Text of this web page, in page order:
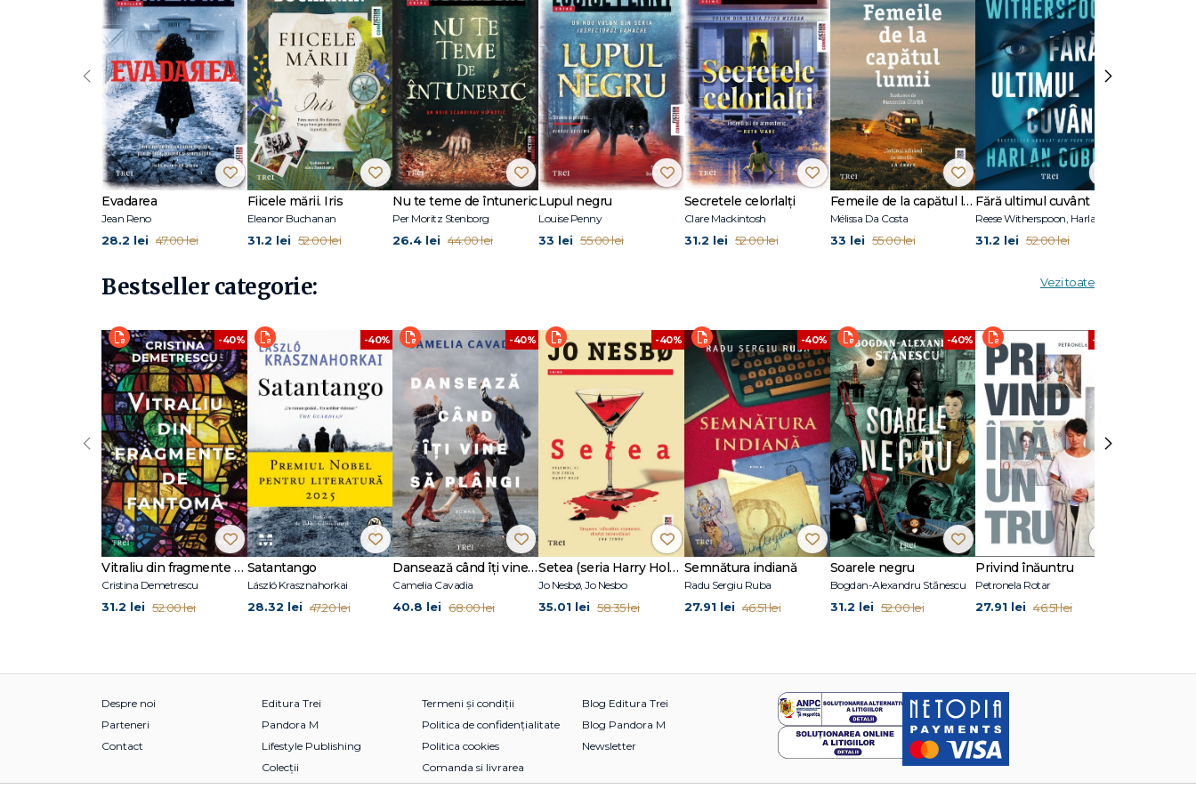
Evadarea
Jean Reno
28.2 lei 47.00 lei
Fiicele mării. Iris
Eleanor Buchanan
31.2 lei 52.00 lei
Nu te teme de întuneric
Per Moritz Stenborg
26.4 lei 44.00 lei
Lupul negru
Louise Penny
33 lei 55.00 lei
Secretele celorlalți
Clare Mackintosh
31.2 lei 52.00 lei
Femeile de la capătul lumii
Mélissa Da Costa
33 lei 55.00 lei
Fără ultimul cuvânt
31.2 lei 52.00 lei
‹ ›
Bestseller categorie: Vezi toate
-40%
Vitraliu din fragmente de fantomă
Cristina Demetrescu
31.2 lei 52.00 lei
-40%
Satantango
László Krasznahorkai
28.32 lei 47.20 lei
-40%
Dansează când îți vine să plângi
Camelia Cavadia
40.8 lei 68.00 lei
-40%
Setea (seria Harry Hole, vol. 11)
Jo Nesbø, Jo Nesbo
35.01 lei 58.35 lei
-40%
Semnătura indiană
Radu Sergiu Ruba
27.91 lei 46.51 lei
-40%
Soarele negru
Bogdan-Alexandru Stănescu
31.2 lei 52.00 lei
-40%
Privind înăuntru
Petronela Rotar
27.91 lei 46.51 lei
‹ ›
Despre noi
Parteneri
Contact
Editura Trei
Pandora M
Lifestyle Publishing
Colecții
Termeni și condiții
Politica de confidențialitate
Politica cookies
Comanda si livrarea
Blog Editura Trei
Blog Pandora M
Newsletter